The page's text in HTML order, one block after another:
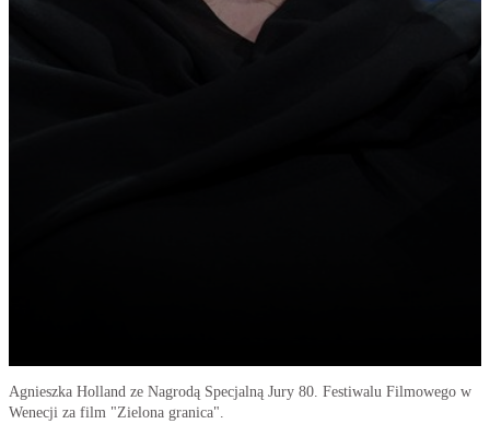
Agnieszka Holland ze Nagrodą Specjalną Jury 80. Festiwalu Filmowego w
Wenecji za film "Zielona granica".